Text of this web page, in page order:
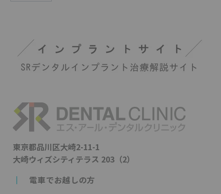
東京都品川区大崎2-11-1
大崎ウィズシティテラス 203（2）
┃
電車でお越しの方